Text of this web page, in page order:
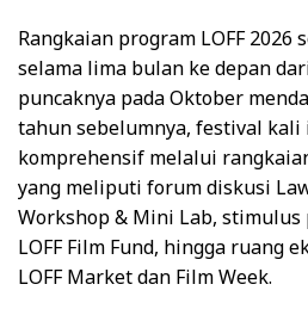
Rangkaian program LOFF
selama lima bulan ke depan
puncaknya pada Oktober
tahun sebelumnya, festival
komprehensif melalui
yang meliputi forum diskusi
Workshop & Mini Lab,
LOFF Film Fund, hingga ruang
LOFF Market dan Film Week.